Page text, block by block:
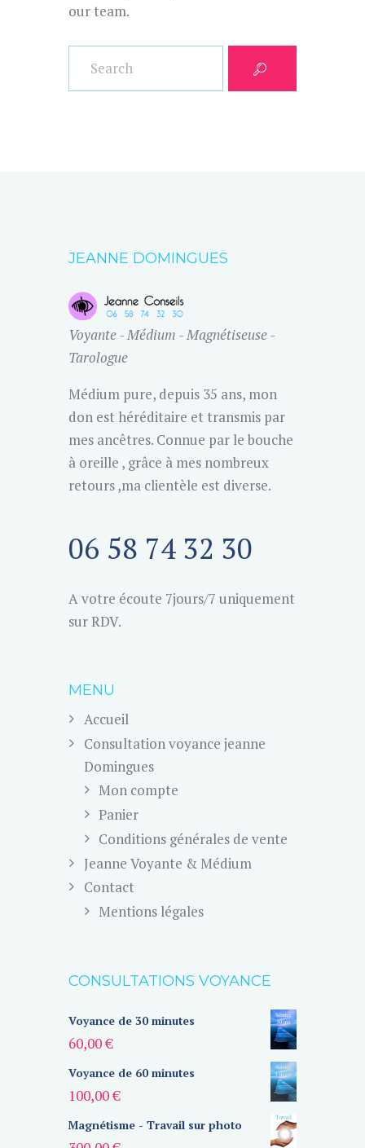
our team.
JEANNE DOMINGUES
Voyante - Médium - Magnétiseuse -
Tarologue
Médium pure, depuis 35 ans, mon
don est héréditaire et transmis par
mes ancêtres. Connue par le bouche
à oreille , grâce à mes nombreux
retours ,ma clientèle est diverse.
06 58 74 32 30
A votre écoute 7jours/7 uniquement
sur RDV.
MENU
Accueil
Consultation voyance jeanne
Domingues
Mon compte
Panier
Conditions générales de vente
Jeanne Voyante & Médium
Contact
Mentions légales
CONSULTATIONS VOYANCE
Voyance de 30 minutes
60,00€
Voyance de 60 minutes
100,00€
Magnétisme - Travail sur photo